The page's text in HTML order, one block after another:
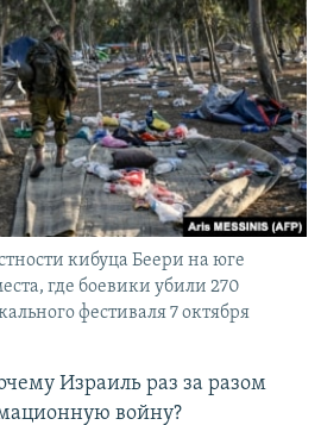
кибуца Беери на юге
где боевики убили 270
фестиваля 7 октября
Израиль раз за разом
войну?